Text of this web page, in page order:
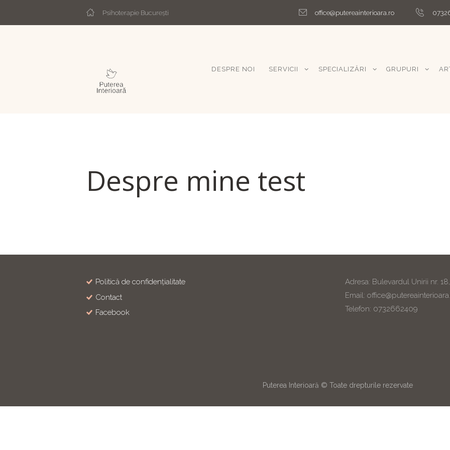
Psihoterapie București office@putereainterioara.ro
DESPRE NOI SERVICII SPECIALIZĂRI GRUPURI
Despre mine test
Politică de confidențialitate
Contact
Facebook
Adresa: Bulevardul Unirii nr.
Email:
Telefon: 0732662409
Puterea Interioară © Toate drepturile rezervate